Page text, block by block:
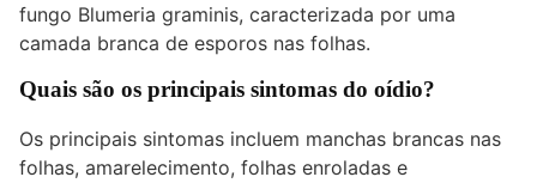
fungo Blumeria graminis, caracterizada por uma
camada branca de esporos nas folhas.
Quais são os principais sintomas do oídio?
Os principais sintomas incluem manchas brancas nas
folhas, amarelecimento, folhas enroladas e